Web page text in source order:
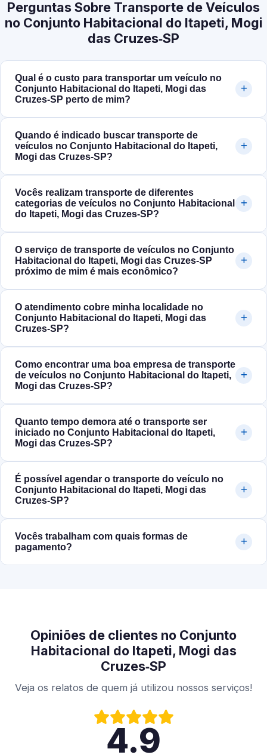
Perguntas Sobre Transporte de Veículos
no Conjunto Habitacional do Itapeti, Mogi
das Cruzes‑SP
Qual é o custo para transportar um veículo no
Conjunto Habitacional do Itapeti, Mogi das
Cruzes‑SP perto de mim?
Quando é indicado buscar transporte de
veículos no Conjunto Habitacional do Itapeti,
Mogi das Cruzes‑SP?
Vocês realizam transporte de diferentes
categorias de veículos no Conjunto Habitacional
do Itapeti, Mogi das Cruzes‑SP?
O serviço de transporte de veículos no Conjunto
Habitacional do Itapeti, Mogi das Cruzes‑SP
próximo de mim é mais econômico?
O atendimento cobre minha localidade no
Conjunto Habitacional do Itapeti, Mogi das
Cruzes‑SP?
Como encontrar uma boa empresa de transporte
de veículos no Conjunto Habitacional do Itapeti,
Mogi das Cruzes‑SP?
Quanto tempo demora até o transporte ser
iniciado no Conjunto Habitacional do Itapeti,
Mogi das Cruzes‑SP?
É possível agendar o transporte do veículo no
Conjunto Habitacional do Itapeti, Mogi das
Cruzes‑SP?
Vocês trabalham com quais formas de
pagamento?
Opiniões de clientes no Conjunto
Habitacional do Itapeti, Mogi das
Cruzes‑SP
Veja os relatos de quem já utilizou nossos serviços!
4.9